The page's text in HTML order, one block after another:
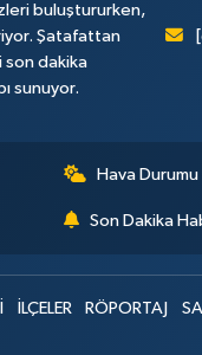
buluştururken,
Şatafattan
son dakika
sunuyor.
Hava Durumu
Son Dakika
İLÇELER RÖPORTAJ